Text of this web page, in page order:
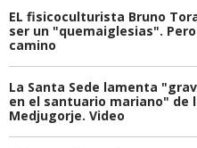
EL fisicoculturista Bruno
ser un "quemaiglesias".
camino
La Santa Sede lamenta
en el santuario mariano" de
Medjugorje. Video